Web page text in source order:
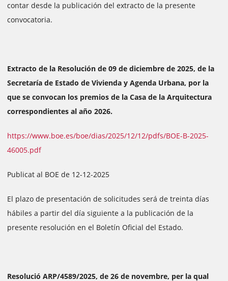
contar desde la publicación del extracto de la presente
convocatoria.
Extracto de la Resolución de 09 de diciembre de 2025, de la
Secretaría de Estado de Vivienda y Agenda Urbana, por la
que se convocan los premios de la Casa de la Arquitectura
correspondientes al año 2026.
https://www.boe.es/boe/dias/2025/12/12/pdfs/BOE-B-2025-
46005.pdf
Publicat al BOE de 12-12-2025
El plazo de presentación de solicitudes será de treinta días
hábiles a partir del día siguiente a la publicación de la
presente resolución en el Boletín Oficial del Estado.
Resolució ARP/4589/2025, de 26 de novembre, per la qual